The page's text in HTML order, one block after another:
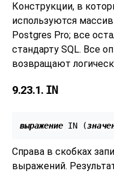
Конструкции, в
используются
Postgres Pro; все
стандарту SQL. Все
возвращают
9.23.1. IN
выражение IN (
Справа в скобках
выражений.